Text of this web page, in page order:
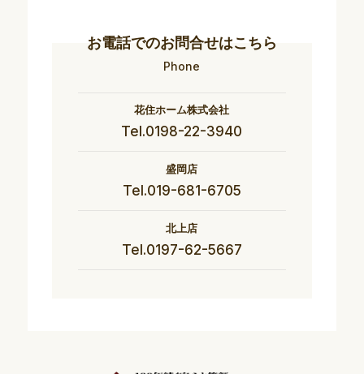
お電話でのお問合せはこちら
Phone
花住ホーム株式会社
Tel.0198-22-3940
盛岡店
Tel.019-681-6705
北上店
Tel.0197-62-5667